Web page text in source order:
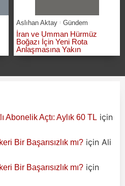
Aslıhan Aktay Gündem
İran ve Umman Hürmüz
Boğazı İçin Yeni Rota
Anlaşmasına Yakın
Abonelik Açtı: Aylık 60 TL için
Bir Başarısızlık mı? için Ali
Bir Başarısızlık mı? için